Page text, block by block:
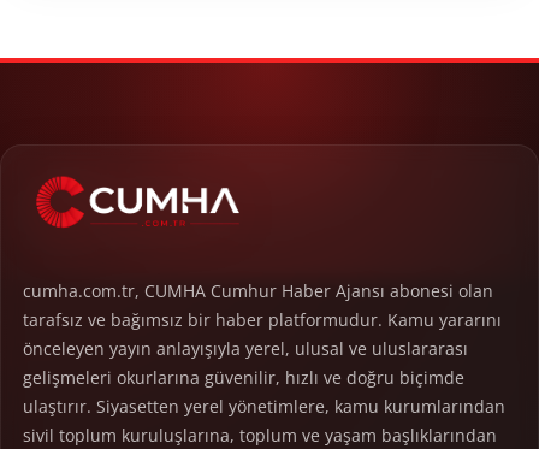
cumha.com.tr, CUMHA Cumhur Haber Ajansı abonesi olan
tarafsız ve bağımsız bir haber platformudur. Kamu yararını
önceleyen yayın anlayışıyla yerel, ulusal ve uluslararası
gelişmeleri okurlarına güvenilir, hızlı ve doğru biçimde
ulaştırır. Siyasetten yerel yönetimlere, kamu kurumlarından
sivil toplum kuruluşlarına, toplum ve yaşam başlıklarından